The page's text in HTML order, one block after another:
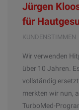
Jürgen
für
KUNDENSTIMMEN
Wir verwenden
über 10 Jahren.
vollständig
merkten wir nun,
TurboMed-